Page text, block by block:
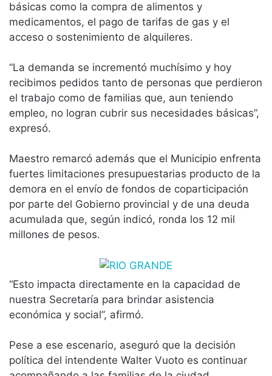
básicas como la compra de alimentos y
medicamentos, el pago de tarifas de gas y el
acceso o sostenimiento de alquileres.
“La demanda se incrementó muchísimo y hoy
recibimos pedidos tanto de personas que perdieron
el trabajo como de familias que, aun teniendo
empleo, no logran cubrir sus necesidades básicas”,
expresó.
Maestro remarcó además que el Municipio enfrenta
fuertes limitaciones presupuestarias producto de la
demora en el envío de fondos de coparticipación
por parte del Gobierno provincial y de una deuda
acumulada que, según indicó, ronda los 12 mil
millones de pesos.
“Esto impacta directamente en la capacidad de
nuestra Secretaría para brindar asistencia
económica y social”, afirmó.
Pese a ese escenario, aseguró que la decisión
política del intendente Walter Vuoto es continuar